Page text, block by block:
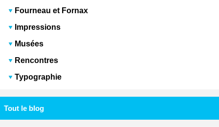
Fourneau et Fornax
Impressions
Musées
Rencontres
Typographie
Tout le blog